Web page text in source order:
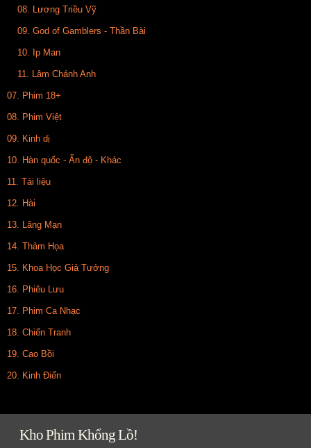
08. Lương Triều Vỹ
09. God of Gamblers - Thần Bài
10. Ip Man
11. Lâm Chánh Anh
07. Phim 18+
08. Phim Việt
09. Kinh dị
10. Hàn quốc - Ấn độ - Khác
11. Tài liệu
12. Hài
13. Lãng Mạn
14. Thảm Họa
15. Khoa Học Giả Tưởng
16. Phiêu Lưu
17. Phim Ca Nhạc
18. Chiến Tranh
19. Cao Bồi
20. Kinh Điển
Kho Phim Khổng Lồ!